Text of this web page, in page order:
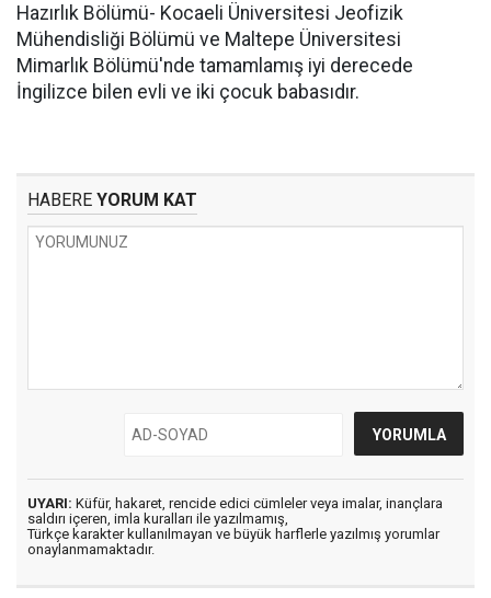
Hazırlık Bölümü- Kocaeli Üniversitesi Jeofizik
Mühendisliği Bölümü ve Maltepe Üniversitesi
Mimarlık Bölümü'nde tamamlamış iyi derecede
İngilizce bilen evli ve iki çocuk babasıdır.
HABERE YORUM KAT
UYARI: Küfür, hakaret, rencide edici cümleler veya imalar, inançlara
saldırı içeren, imla kuralları ile yazılmamış,
Türkçe karakter kullanılmayan ve büyük harflerle yazılmış yorumlar
onaylanmamaktadır.